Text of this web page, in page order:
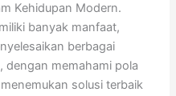
Kehidupan Modern.
banyak manfaat,
berbagai
dengan memahami pola
solusi terbaik